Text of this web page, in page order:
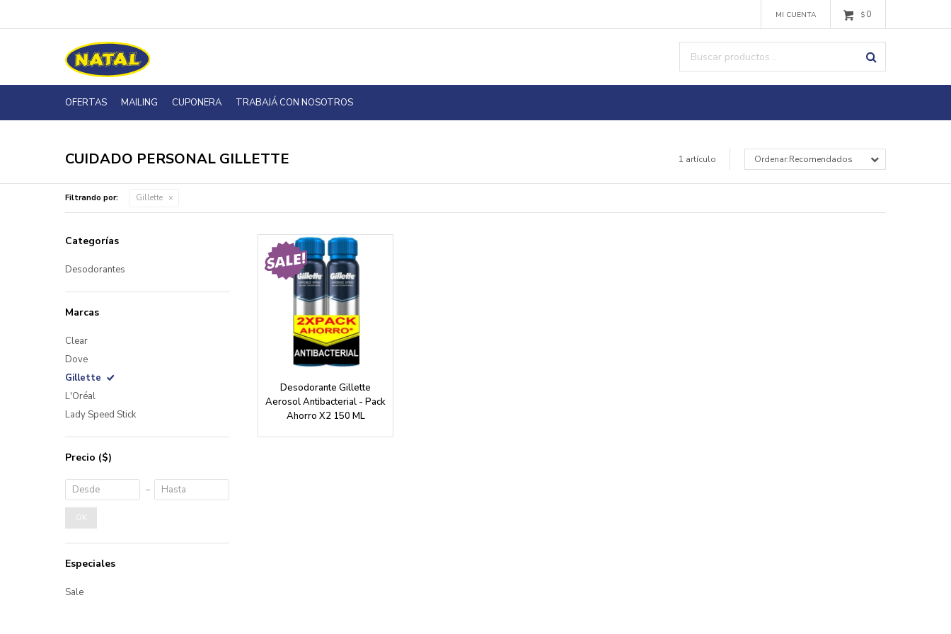
OFERTAS MAILING CUPONERA TRABAJÁ CON NOSOTROS
$ 0
CUIDADO PERSONAL GILLETTE 1 artículo Recomendados
Filtrando por: Gillette
Desodorante Gillette
Aerosol Antibacterial - Pack
Ahorro X2 150 ML
Categorías
Desodorantes
Marcas
Clear
Dove
Gillette
L'Oréal
Lady Speed Stick
Precio ($)
OK
Especiales
Sale